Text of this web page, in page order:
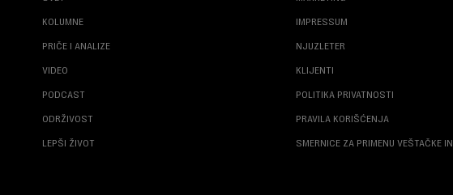
KOLUMNE
PRIČE I ANALIZE
VIDEO
PODCAST
ODRŽIVOST
LEPŠI ŽIVOT
IMPRESSUM
NJUZLETER
KLIJENTI
POLITIKA PRIVATNOSTI
PRAVILA KORIŠĆENJA
SMERNICE ZA PRIMENU VEŠTAČKE